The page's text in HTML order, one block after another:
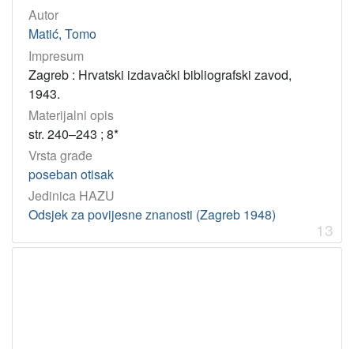
Autor
Matić, Tomo
Impresum
Zagreb : Hrvatski izdavački bibliografski zavod,
1943.
Materijalni opis
str. 240–243 ; 8*
Vrsta građe
poseban otisak
Jedinica HAZU
Odsjek za povijesne znanosti (Zagreb 1948)
13